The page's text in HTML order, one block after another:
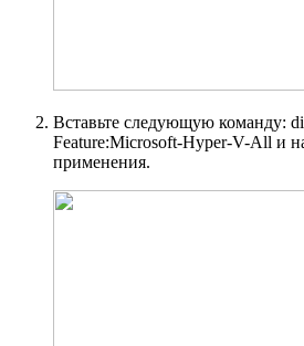
Вставьте следующую команду:
Feature:Microsoft-Hyper-V-All и
применения.